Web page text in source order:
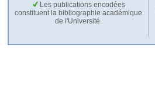
Les publications encodées
constituent la bibliographie académique
de l'Université.